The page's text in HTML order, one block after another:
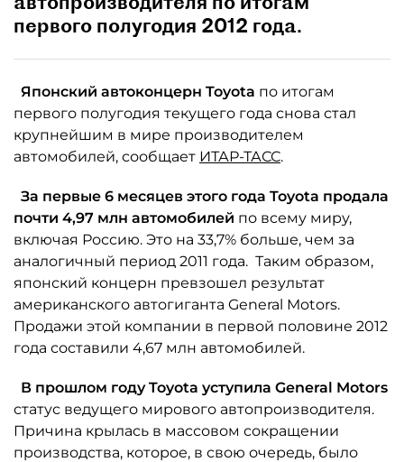
первого полугодия 2012 года.
Японский автоконцерн Toyota по итогам
первого полугодия текущего года снова стал
крупнейшим в мире производителем
автомобилей, сообщает ИТАР-ТАСС.
За первые 6 месяцев этого года Toyota продала
почти 4,97 млн автомобилей по всему миру,
включая Россию. Это на 33,7% больше, чем за
аналогичный период 2011 года. Таким образом,
японский концерн превзошел результат
американского автогиганта General Motors.
Продажи этой компании в первой половине 2012
года составили 4,67 млн автомобилей.
В прошлом году Toyota уступила General Motors
статус ведущего мирового автопроизводителя.
Причина крылась в массовом сокращении
производства, которое, в свою очередь, было